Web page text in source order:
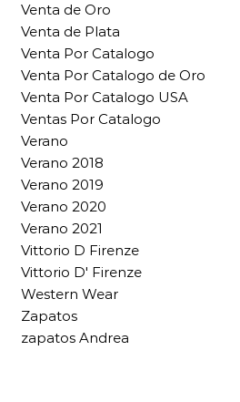
Venta de Oro
Venta de Plata
Venta Por Catalogo
Venta Por Catalogo de Oro
Venta Por Catalogo USA
Ventas Por Catalogo
Verano
Verano 2018
Verano 2019
Verano 2020
Verano 2021
Vittorio D Firenze
Vittorio D' Firenze
Western Wear
Zapatos
zapatos Andrea